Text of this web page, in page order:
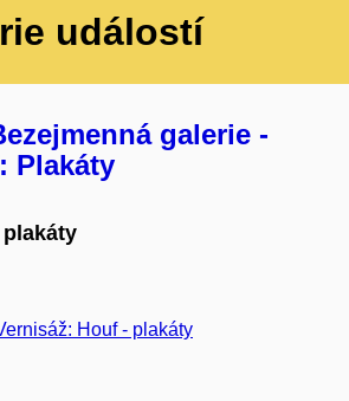
událostí
galerie -
Plakáty